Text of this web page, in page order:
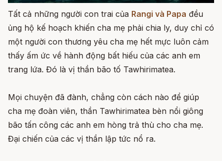
Tất cả những người con trai của Rangi và Papa đều
ủng hộ kế hoạch khiến cha mẹ phải chia ly, duy chỉ có
một người con thương yêu cha mẹ hết mực luôn cảm
thấy ấm ức về hành động bất hiếu của các anh em
trang lứa. Đó là vị thần bão tố Tawhirimatea.
Mọi chuyện đã đành, chẳng còn cách nào để giúp
cha mẹ đoàn viên, thần Tawhirimatea bèn nổi giông
bão tấn công các anh em hòng trả thù cho cha mẹ.
Đại chiến của các vị thần lập tức nổ ra.